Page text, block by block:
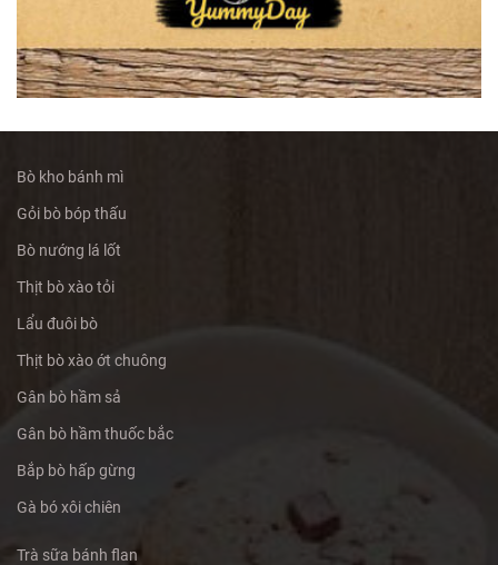
Bò kho bánh mì
Gỏi bò bóp thấu
Bò nướng lá lốt
Thịt bò xào tỏi
Lẩu đuôi bò
Thịt bò xào ớt chuông
Gân bò hầm sả
Gân bò hầm thuốc bắc
Bắp bò hấp gừng
Gà bó xôi chiên
Trà sữa bánh flan